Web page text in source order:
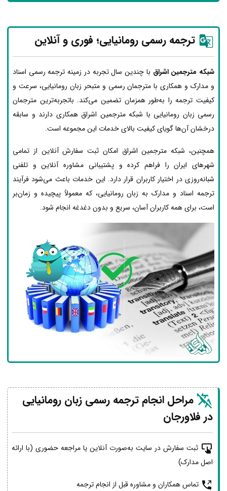
ترجمه رسمی رومانیایی؛ فوری و آنلاین
شبکه مترجمین اشراق با چندین سال تجربه در زمینه ترجمه رسمی اسناد
و مدارک و همکاری با مترجمان رسمی و متبحر زبان رومانیایی، سرعت و
کیفیت ترجمه را به‌طور همزمان تضمین می‌کند. باتجربه‌ترین مترجمان
رسمی زبان رومانیایی با شبکه مترجمین اشراق همکاری دارند و سابقه
درخشان آن‌ها گویای کیفیت بالای خدمات این مجموعه است.
همچنین، شبکه مترجمین اشراق امکان ثبت سفارش آنلاین از تمامی
شهرهای ایران را فراهم کرده و پشتیبانی مشاوره آنلاین و تلفنی
شبانه‌روزی در اختیار کاربران قرار دارد. این خدمات باعث می‌شود فرآیند
ترجمه اسناد و مدارک به زبان رومانیایی، که معمولاً پیچیده و زمان‌بر
است، برای همه کاربران آسان، سریع و بدون دغدغه انجام شود.
مراحل انجام ترجمه رسمی زبان رومانیایی
در فلاورجان
ثبت سفارش در سایت به‌صورت آنلاین یا مراجعه حضوری (با ارائه
اصل مدارک)
تماس همکاران و مشاوره قبل از انجام ترجمه